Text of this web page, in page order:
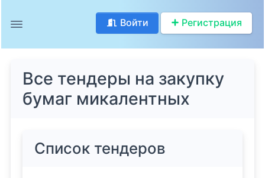
Войти Регистрация
Все тендеры на закупку
бумаг микалентных
Список тендеров